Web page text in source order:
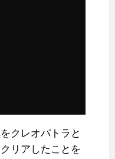
クレオパトラと
リアしたことを